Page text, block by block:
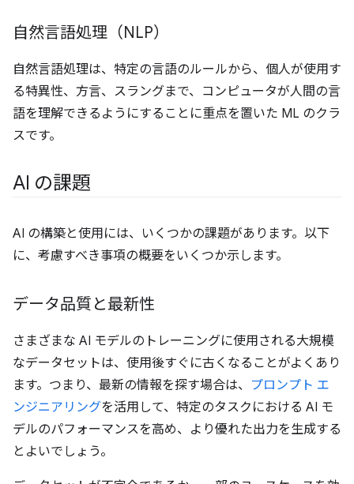
自然言語処理（NLP）
自然言語処理は、特定の言語のルールから、個人が使用す
る特異性、方言、スラングまで、コンピュータが人間の言
語を理解できるようにすることに重点を置いた ML のクラ
スです。
AI の課題
AI の構築と使用には、いくつかの課題があります。以下
に、考慮すべき事項の概要をいくつか示します。
データ品質と最新性
さまざまな AI モデルのトレーニングに使用される大規模
なデータセットは、使用後すぐに古くなることがよくあり
ます。つまり、最新の情報を探す場合は、 プロンプト エ
ンジニアリングを活用して、特定のタスクにおける AI モ
デルのパフォーマンスを高め、より優れた出力を生成する
とよいでしょう。